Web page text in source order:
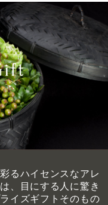
るハイセンスなアレ
、目にする人に驚き
イズギフトそのもの